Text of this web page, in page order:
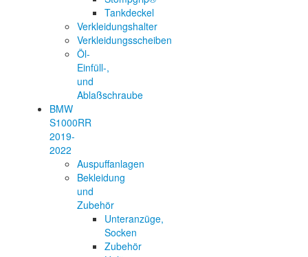
Tankdeckel
Verkleidungshalter
Verkleidungsscheiben
Öl-
Einfüll-,
und
Ablaßschraube
BMW
S1000RR
2019-
2022
Auspuffanlagen
Bekleidung
und
Zubehör
Unteranzüge,
Socken
Zubehör